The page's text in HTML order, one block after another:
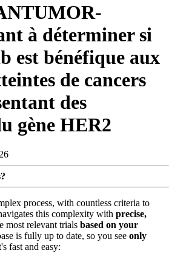
à déterminer si
est bénéfique aux
de cancers
des
gène HER2
process, with countless criteria to
this complexity with precise,
most relevant trials based on your
is fully up to date, so you see only
fast and easy: